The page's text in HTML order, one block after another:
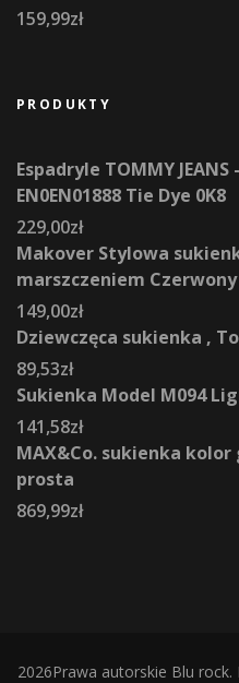
159,99zł
PRODUKTY
Espadryle TOMMY
EN0EN01888 Tie Dye 0K8
229,00zł
Makover Stylowa
marszczeniem Czerwony
149,00zł
Dziewczęca sukienka ,
89,53zł
Sukienka Model M094
141,58zł
MAX&Co. sukienka
prosta
869,99zł
2026Prawa autorskie Blu rock.